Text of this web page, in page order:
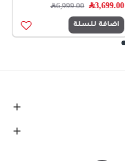
3,699.00﷼ 6,999.00﷼
اضافة للسلة